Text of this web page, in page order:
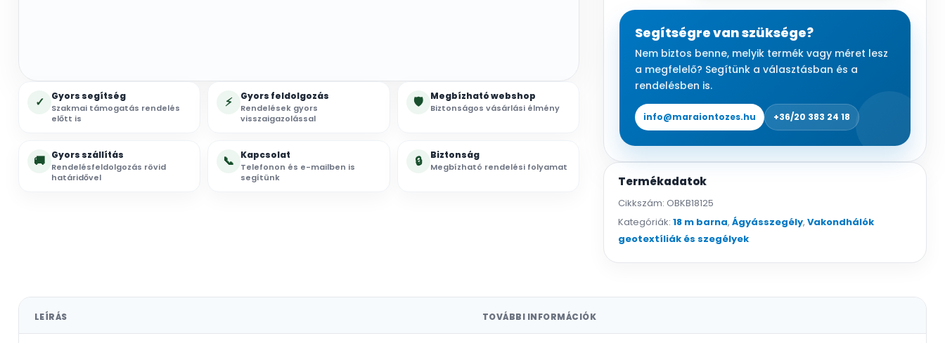
✓ Gyors segítség
Szakmai támogatás rendelés
előtt is
⚡ Gyors feldolgozás
Rendelések gyors
visszaigazolással
🛡 Megbízható webshop
Biztonságos vásárlási élmény
🚚 Gyors szállítás
Rendelésfeldolgozás rövid
határidővel
📞 Kapcsolat
Telefonon és e-mailben is
segítünk
🔒 Biztonság
Megbízható rendelési folyamat
18
m
mennyiség
Segítségre van szüksége?
Nem biztos benne, melyik termék vagy méret lesz
a megfelelő? Segítünk a választásban és a
rendelésben is.
info@maraiontozes.hu +36/20 383 24 18
Termékadatok
Cikkszám: OBKB18125
Kategóriák: 18 m barna, Ágyásszegély, Vakondhálók
geotextíliák és szegélyek
LEÍRÁS TOVÁBBI INFORMÁCIÓK